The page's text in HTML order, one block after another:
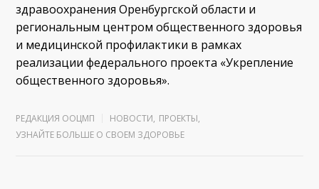
здравоохранения Оренбургской области и
региональным центром общественного здоровья
и медицинской профилактики в рамках
реализации федерального проекта «Укрепление
общественного здоровья».
РЕДАКЦИЯ ООЦМП НОВОСТИ, ПРОЕКТЫ,
УЗНАЙТЕ БОЛЬШЕ О СВОЕМ ЗДОРОВЬЕ